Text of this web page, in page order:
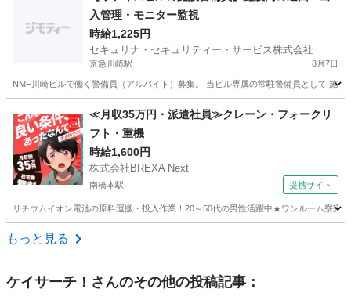
入管理・モニター監視
時給1,225円
セキュリナ・セキュリティー・サービス株式会社
京急川崎駅 8月7日
NMF川崎ビルで働く警備員（アルバイト）募集。 当ビル専属の常駐警備員として 施
京急川崎駅 警備員 シニア
≪月収35万円・派遣社員≫クレーン・フォークリ
フト・重機
時給1,600円
株式会社BREXA Next
南橋本駅 提携サイト
リチウムイオン電池の原料運搬・投入作業！20～50代の男性活躍中★ワンルーム寮
神奈川 相模原市
もっと見る
ケイサーチ！ さんのその他の投稿記事：